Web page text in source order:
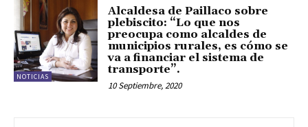
NOTICIAS
Alcaldesa de Paillaco sobre
plebiscito: “Lo que nos
preocupa como alcaldes de
municipios rurales, es cómo se
va a financiar el sistema de
transporte”.
10 Septiembre, 2020